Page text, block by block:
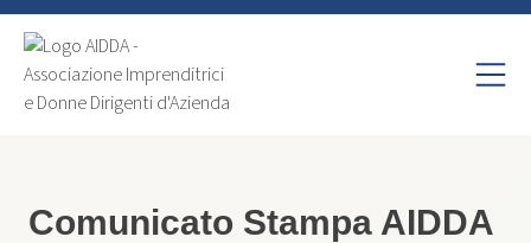
Comunicato Stampa AIDDA